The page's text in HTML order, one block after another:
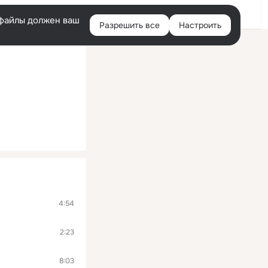
Войти
должен ваш
Разрешить все Настроить
4:54
2:23
8:03